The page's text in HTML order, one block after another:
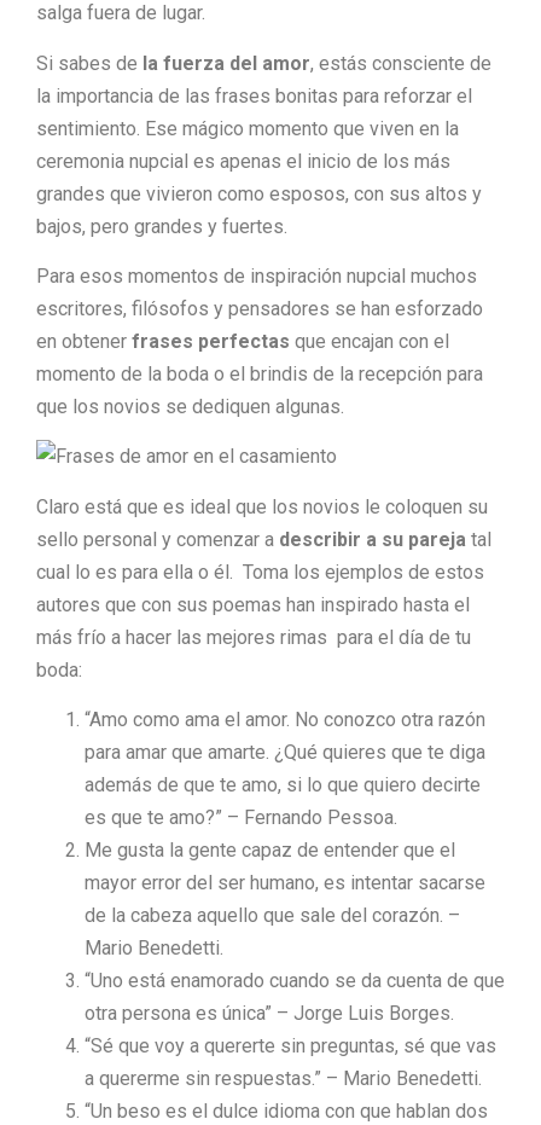
salga fuera de lugar.
Si sabes de la fuerza del amor, estás consciente de
la importancia de las frases bonitas para reforzar el
sentimiento. Ese mágico momento que viven en la
ceremonia nupcial es apenas el inicio de los más
grandes que vivieron como esposos, con sus altos y
bajos, pero grandes y fuertes.
Para esos momentos de inspiración nupcial muchos
escritores, filósofos y pensadores se han esforzado
en obtener frases perfectas que encajan con el
momento de la boda o el brindis de la recepción para
que los novios se dediquen algunas.
Claro está que es ideal que los novios le coloquen su
sello personal y comenzar a describir a su pareja tal
cual lo es para ella o él. Toma los ejemplos de estos
autores que con sus poemas han inspirado hasta el
más frío a hacer las mejores rimas para el día de tu
boda:
“Amo como ama el amor. No conozco otra razón
para amar que amarte. ¿Qué quieres que te diga
además de que te amo, si lo que quiero decirte
es que te amo?” – Fernando Pessoa.
Me gusta la gente capaz de entender que el
mayor error del ser humano, es intentar sacarse
de la cabeza aquello que sale del corazón. –
Mario Benedetti.
“Uno está enamorado cuando se da cuenta de que
otra persona es única” – Jorge Luis Borges.
“Sé que voy a quererte sin preguntas, sé que vas
a quererme sin respuestas.” – Mario Benedetti.
“Un beso es el dulce idioma con que hablan dos